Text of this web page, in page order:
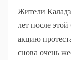
Жители
лет после
акцию
снова очень